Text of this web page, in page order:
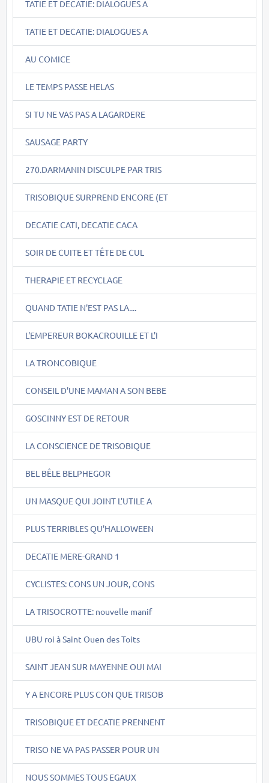
TATIE ET DECATIE: DIALOGUES A
TATIE ET DECATIE: DIALOGUES A
AU COMICE
LE TEMPS PASSE HELAS
SI TU NE VAS PAS A LAGARDERE
SAUSAGE PARTY
270.DARMANIN DISCULPE PAR TRIS
TRISOBIQUE SURPREND ENCORE (ET
DECATIE CATI, DECATIE CACA
SOIR DE CUITE ET TÊTE DE CUL
THERAPIE ET RECYCLAGE
QUAND TATIE N'EST PAS LA....
L'EMPEREUR BOKACROUILLE ET L'I
LA TRONCOBIQUE
CONSEIL D'UNE MAMAN A SON BEBE
GOSCINNY EST DE RETOUR
LA CONSCIENCE DE TRISOBIQUE
BEL BÊLE BELPHEGOR
UN MASQUE QUI JOINT L'UTILE A
PLUS TERRIBLES QU'HALLOWEEN
DECATIE MERE-GRAND 1
CYCLISTES: CONS UN JOUR, CONS
LA TRISOCROTTE: nouvelle manif
UBU roi à Saint Ouen des Toits
SAINT JEAN SUR MAYENNE OUI MAI
Y A ENCORE PLUS CON QUE TRISOB
TRISOBIQUE ET DECATIE PRENNENT
TRISO NE VA PAS PASSER POUR UN
NOUS SOMMES TOUS EGAUX